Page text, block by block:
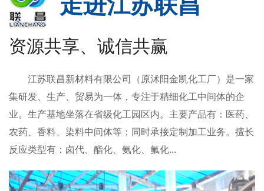
资源共享、诚信共赢
江苏联昌新材料有限公司
（原沭阳金凯化工厂）是一家
集研发、生产、贸易为一体，专注于精细化工中间体的企
业。生产基地坐落在省级化工园区内。主要产品有：医药、
农药、香料、染料中间体等；同时承接定制加工业务。擅长
反应类型有：卤代、酯化、氨化、氟化...